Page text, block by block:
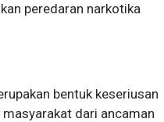
peredaran narkotika
bentuk keseriusan
dari ancaman